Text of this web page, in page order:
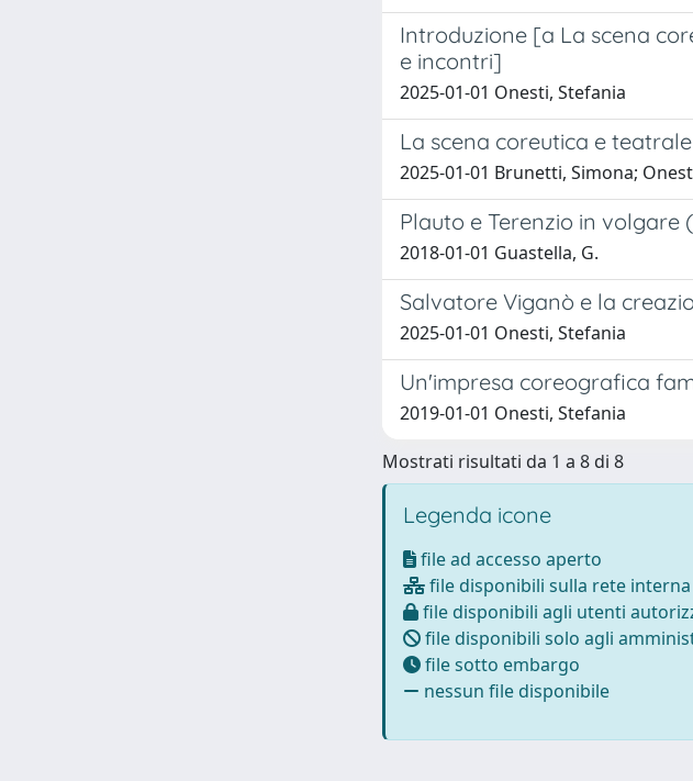
Introduzione [a La scena
e incontri]
2025-01-01 Onesti, Stefania
La scena coreutica e
2025-01-01 Brunetti, Simona;
Plauto e Terenzio in volgare
2018-01-01 Guastella, G.
Salvatore Viganò e la
2025-01-01 Onesti, Stefania
Un'impresa coreografica
2019-01-01 Onesti, Stefania
Mostrati risultati da 1 a 8 di 8
Legenda icone
file ad accesso aperto
file disponibili sulla rete interna
file disponibili agli utenti
file disponibili solo agli
file sotto embargo
nessun file disponibile